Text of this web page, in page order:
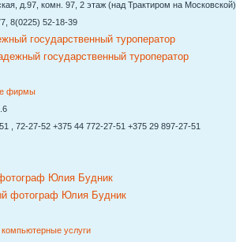
д.97, комн. 97, 2 этаж (над Трактиром на Московской)
8(0225) 52-18-39
государственный туроператор
фирмы
, 72-27-52 +375 44 772-27-51 +375 29 897-27-51
Юлия Будник
услуги